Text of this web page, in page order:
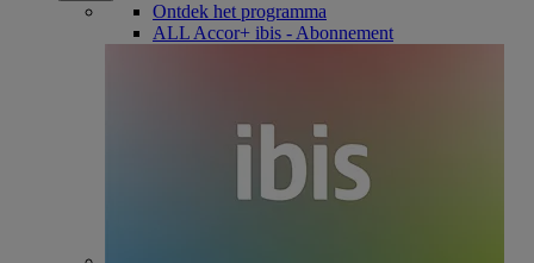
Ontdek het programma
ALL Accor+ ibis - Abonnement